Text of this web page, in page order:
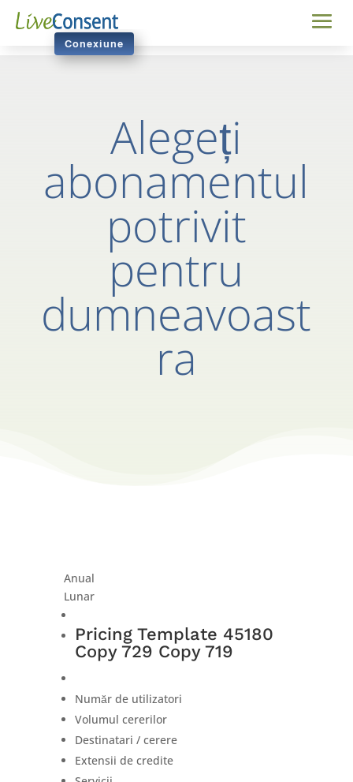
Conexiune
Alegeți
abonamentul
potrivit
pentru
dumneavoast
ra
Anual
Lunar
Pricing Template 45180
Copy 729 Copy 719
Număr de utilizatori
Volumul cererilor
Destinatari / cerere
Extensii de credite